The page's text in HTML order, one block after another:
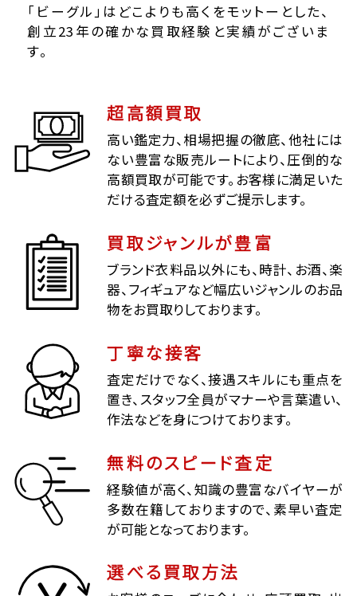
「ビーグル」はどこよりも高くをモットーとした、
創立23年の確かな買取経験と実績がございま
す。
超高額買取
高い鑑定力、相場把握の徹底、他社には
ない豊富な販売ルートにより、圧倒的な
高額買取が可能です。お客様に満足いた
だける査定額を必ずご提示します。
買取ジャンルが豊富
ブランド衣料品以外にも、時計、お酒、楽
器、フィギュアなど幅広いジャンルのお品
物をお買取りしております。
丁寧な接客
査定だけでなく、接遇スキルにも重点を
置き、スタッフ全員がマナーや言葉遣い、
作法などを身につけております。
無料のスピード査定
経験値が高く、知識の豊富なバイヤーが
多数在籍しておりますので、素早い査定
が可能となっております。
選べる買取方法